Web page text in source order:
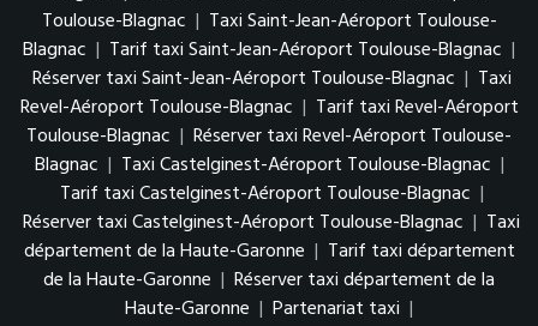
Toulouse-Blagnac | Taxi Saint-Jean-Aéroport Toulouse-
Blagnac | Tarif taxi Saint-Jean-Aéroport Toulouse-Blagnac |
Réserver taxi Saint-Jean-Aéroport Toulouse-Blagnac | Taxi
Revel-Aéroport Toulouse-Blagnac | Tarif taxi Revel-Aéroport
Toulouse-Blagnac | Réserver taxi Revel-Aéroport Toulouse-
Blagnac | Taxi Castelginest-Aéroport Toulouse-Blagnac |
Tarif taxi Castelginest-Aéroport Toulouse-Blagnac |
Réserver taxi Castelginest-Aéroport Toulouse-Blagnac | Taxi
département de la Haute-Garonne | Tarif taxi département
de la Haute-Garonne | Réserver taxi département de la
Haute-Garonne | Partenariat taxi |